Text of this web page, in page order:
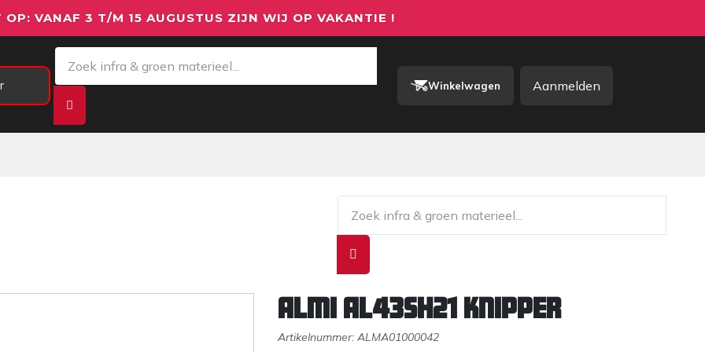
OP: VANAF 3 T/M 15 AUGUSTUS ZIJN WIJ OP VAKANTIE !
Winkelwagen Aanmelden
Almi AL43SH21 knipper
Artikelnummer: ALMA01000042